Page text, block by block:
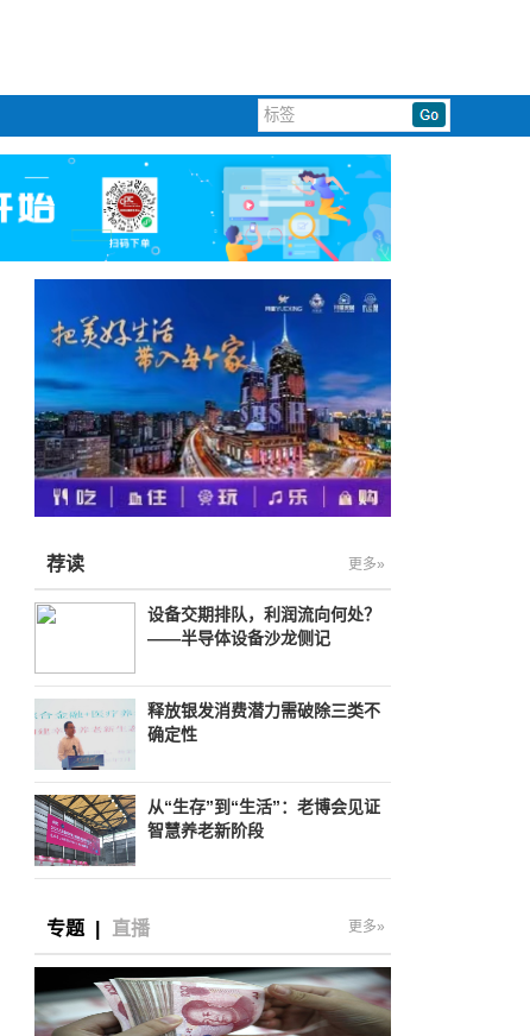
荐读 更多»
设备交期排队，利润流向何处？
——半导体设备沙龙侧记
释放银发消费潜力需破除三类不
确定性
从“生存”到“生活”：老博会见证
智慧养老新阶段
专题 直播 更多»